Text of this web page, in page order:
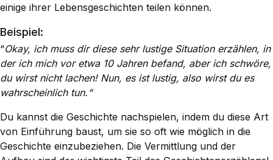
einige ihrer Lebensgeschichten teilen können.
Beispiel:
“Okay, ich muss dir diese sehr lustige Situation erzählen, in
der ich mich vor etwa 10 Jahren befand, aber ich schwöre,
du wirst nicht lachen! Nun, es ist lustig, also wirst du es
wahrscheinlich tun.“
Du kannst die Geschichte nachspielen, indem du diese Art
von Einführung baust, um sie so oft wie möglich in die
Geschichte einzubeziehen. Die Vermittlung und der